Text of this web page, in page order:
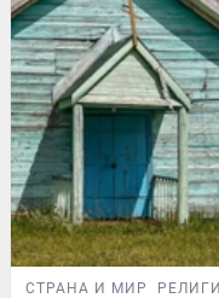
СТРАНА И МИР